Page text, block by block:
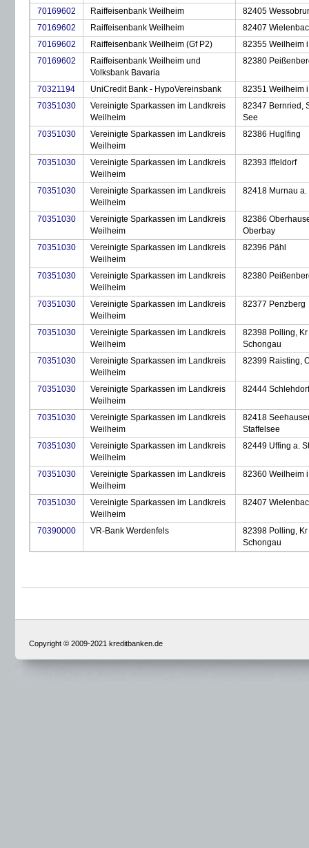
70169602
Raiffeisenbank Weilheim
82405
70169602
Raiffeisenbank Weilheim
82407
70169602
Raiffeisenbank Weilheim (Gf P2)
82355 Weilheim
70169602
Raiffeisenbank Weilheim und
Volksbank Bavaria
82380
70321194 UniCredit Bank - HypoVereinsbank
82351 Weilheim
70351030
Vereinigte Sparkassen im Landkreis
Weilheim
82347 Bernried,
See
70351030
Vereinigte Sparkassen im Landkreis
Weilheim
82386 Huglfing
70351030
Vereinigte Sparkassen im Landkreis
Weilheim
82393 Iffeldorf
70351030
Vereinigte Sparkassen im Landkreis
Weilheim
82418 Murnau a.
70351030
Vereinigte Sparkassen im Landkreis
Weilheim
82386
Oberbay
70351030
Vereinigte Sparkassen im Landkreis
Weilheim
82396 Pähl
70351030
Vereinigte Sparkassen im Landkreis
Weilheim
82380
70351030
Vereinigte Sparkassen im Landkreis
Weilheim
82377 Penzberg
70351030
Vereinigte Sparkassen im Landkreis
Weilheim
82398 Polling,
Schongau
70351030
Vereinigte Sparkassen im Landkreis
Weilheim
82399 Raisting,
70351030
Vereinigte Sparkassen im Landkreis
Weilheim
82444 Schlehdorf
70351030
Vereinigte Sparkassen im Landkreis
Weilheim
82418
Staffelsee
70351030
Vereinigte Sparkassen im Landkreis
Weilheim
82449 Uffing a.
70351030
Vereinigte Sparkassen im Landkreis
Weilheim
82360 Weilheim
70351030
Vereinigte Sparkassen im Landkreis
Weilheim
82407
70390000 VR-Bank Werdenfels
82398 Polling,
Schongau
Copyright © 2009-2021 kreditbanken.de